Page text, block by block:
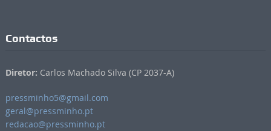
Contactos
Diretor: Carlos Machado Silva (CP 2037-A)
pressminho5@gmail.com
geral@pressminho.pt
redacao@pressminho.pt